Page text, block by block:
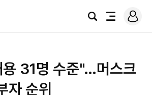
검
전
로
그
31명 수준"…머스크
자 순위